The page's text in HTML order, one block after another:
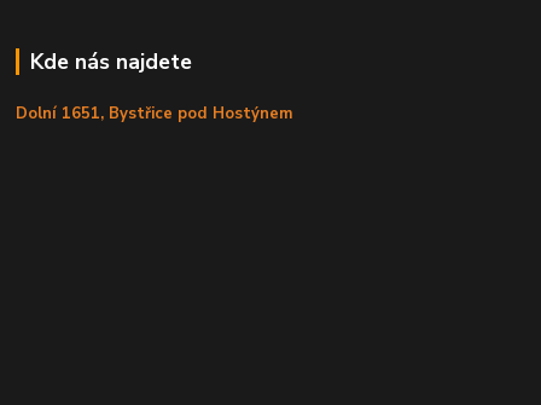
Kde nás najdete
Dolní 1651, Bystřice pod Hostýnem